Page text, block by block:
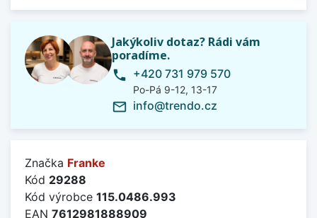
Jakýkoliv dotaz? Rádi vám
poradíme.
phone +420 731 979 570
Po-Pá 9-12, 13-17
mail_outline info@trendo.cz
Značka Franke
Kód 29288
Kód výrobce 115.0486.993
EAN 7612981888909